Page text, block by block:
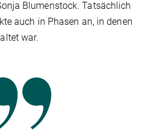
Blumenstock. Tatsächlich
auch in Phasen an, in denen
war.